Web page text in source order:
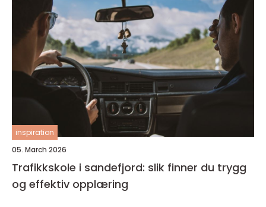
inspiration
05. March 2026
Trafikkskole i sandefjord: slik finner du trygg
og effektiv opplæring